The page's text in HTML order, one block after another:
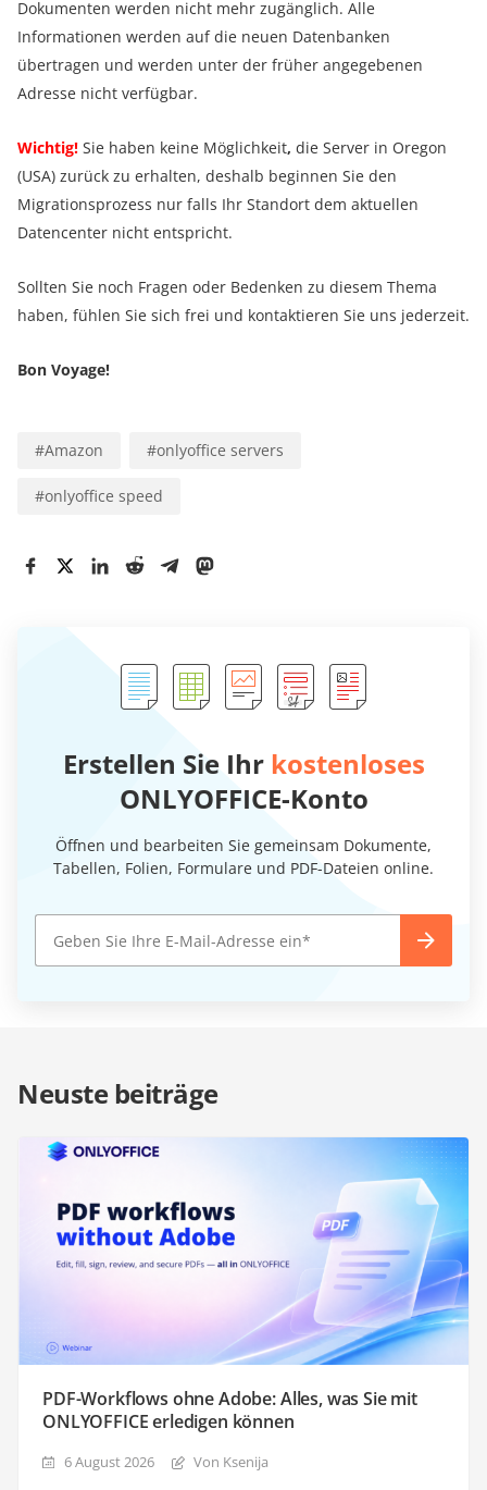
Dokumenten werden nicht mehr zugänglich. Alle
Informationen werden auf die neuen Datenbanken
übertragen und werden unter der früher angegebenen
Adresse nicht verfügbar.
Wichtig! Sie haben keine Möglichkeit, die Server in Oregon
(USA) zurück zu erhalten, deshalb beginnen Sie den
Migrationsprozess nur falls Ihr Standort dem aktuellen
Datencenter nicht entspricht.
Sollten Sie noch Fragen oder Bedenken zu diesem Thema
haben, fühlen Sie sich frei und kontaktieren Sie uns jederzeit.
Bon Voyage!
#Amazon #onlyoffice servers
#onlyoffice speed
Erstellen Sie Ihr kostenloses
ONLYOFFICE-Konto
Öffnen und bearbeiten Sie gemeinsam Dokumente,
Tabellen, Folien, Formulare und PDF-Dateien online.
Neuste beiträge
PDF-Workflows ohne Adobe: Alles, was Sie mit
ONLYOFFICE erledigen können
6 August 2026 Von Ksenija